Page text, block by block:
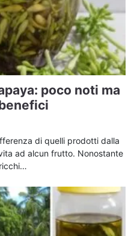
poco noti ma
di quelli prodotti dalla
ad alcun frutto. Nonostante